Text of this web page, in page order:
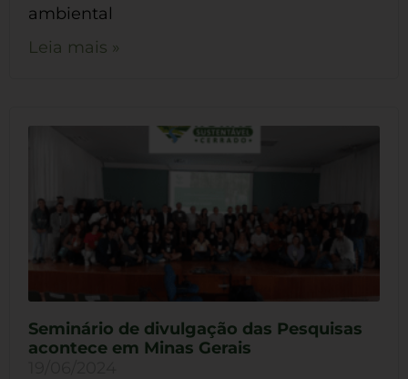
ambiental
Leia mais »
Seminário de divulgação das Pesquisas
acontece em Minas Gerais